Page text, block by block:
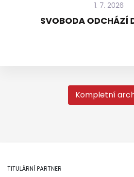
1. 7. 2026
SVOBODA ODCHÁZÍ
Kompletní
TITULÁRNÍ PARTNER